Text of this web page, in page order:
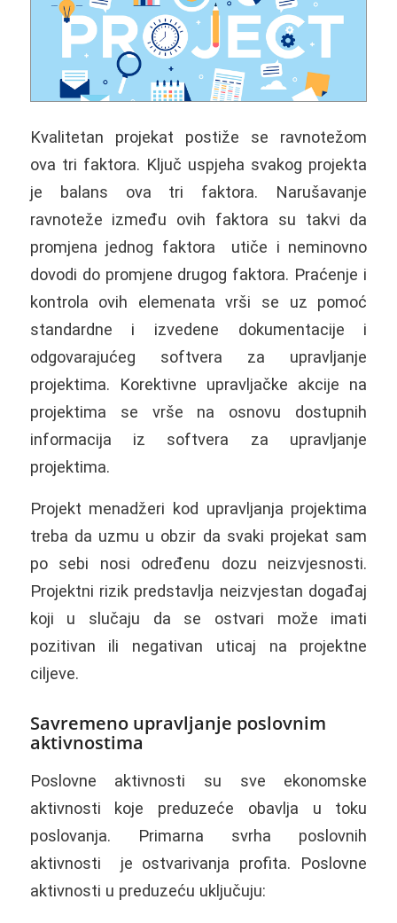
Kvalitetan projekat postiže se ravnotežom
ova tri faktora. Ključ uspjeha svakog projekta
je balans ova tri faktora. Narušavanje
ravnoteže između ovih faktora su takvi da
promjena jednog faktora utiče i neminovno
dovodi do promjene drugog faktora. Praćenje i
kontrola ovih elemenata vrši se uz pomoć
standardne i izvedene dokumentacije i
odgovarajućeg softvera za upravljanje
projektima. Korektivne upravljačke akcije na
projektima se vrše na osnovu dostupnih
informacija iz softvera za upravljanje
projektima.
Projekt menadžeri kod upravljanja projektima
treba da uzmu u obzir da svaki projekat sam
po sebi nosi određenu dozu neizvjesnosti.
Projektni rizik predstavlja neizvjestan događaj
koji u slučaju da se ostvari može imati
pozitivan ili negativan uticaj na projektne
ciljeve.
Savremeno upravljanje poslovnim
aktivnostima
Poslovne aktivnosti su sve ekonomske
aktivnosti koje preduzeće obavlja u toku
poslovanja. Primarna svrha poslovnih
aktivnosti je ostvarivanja profita. Poslovne
aktivnosti u preduzeću uključuju: